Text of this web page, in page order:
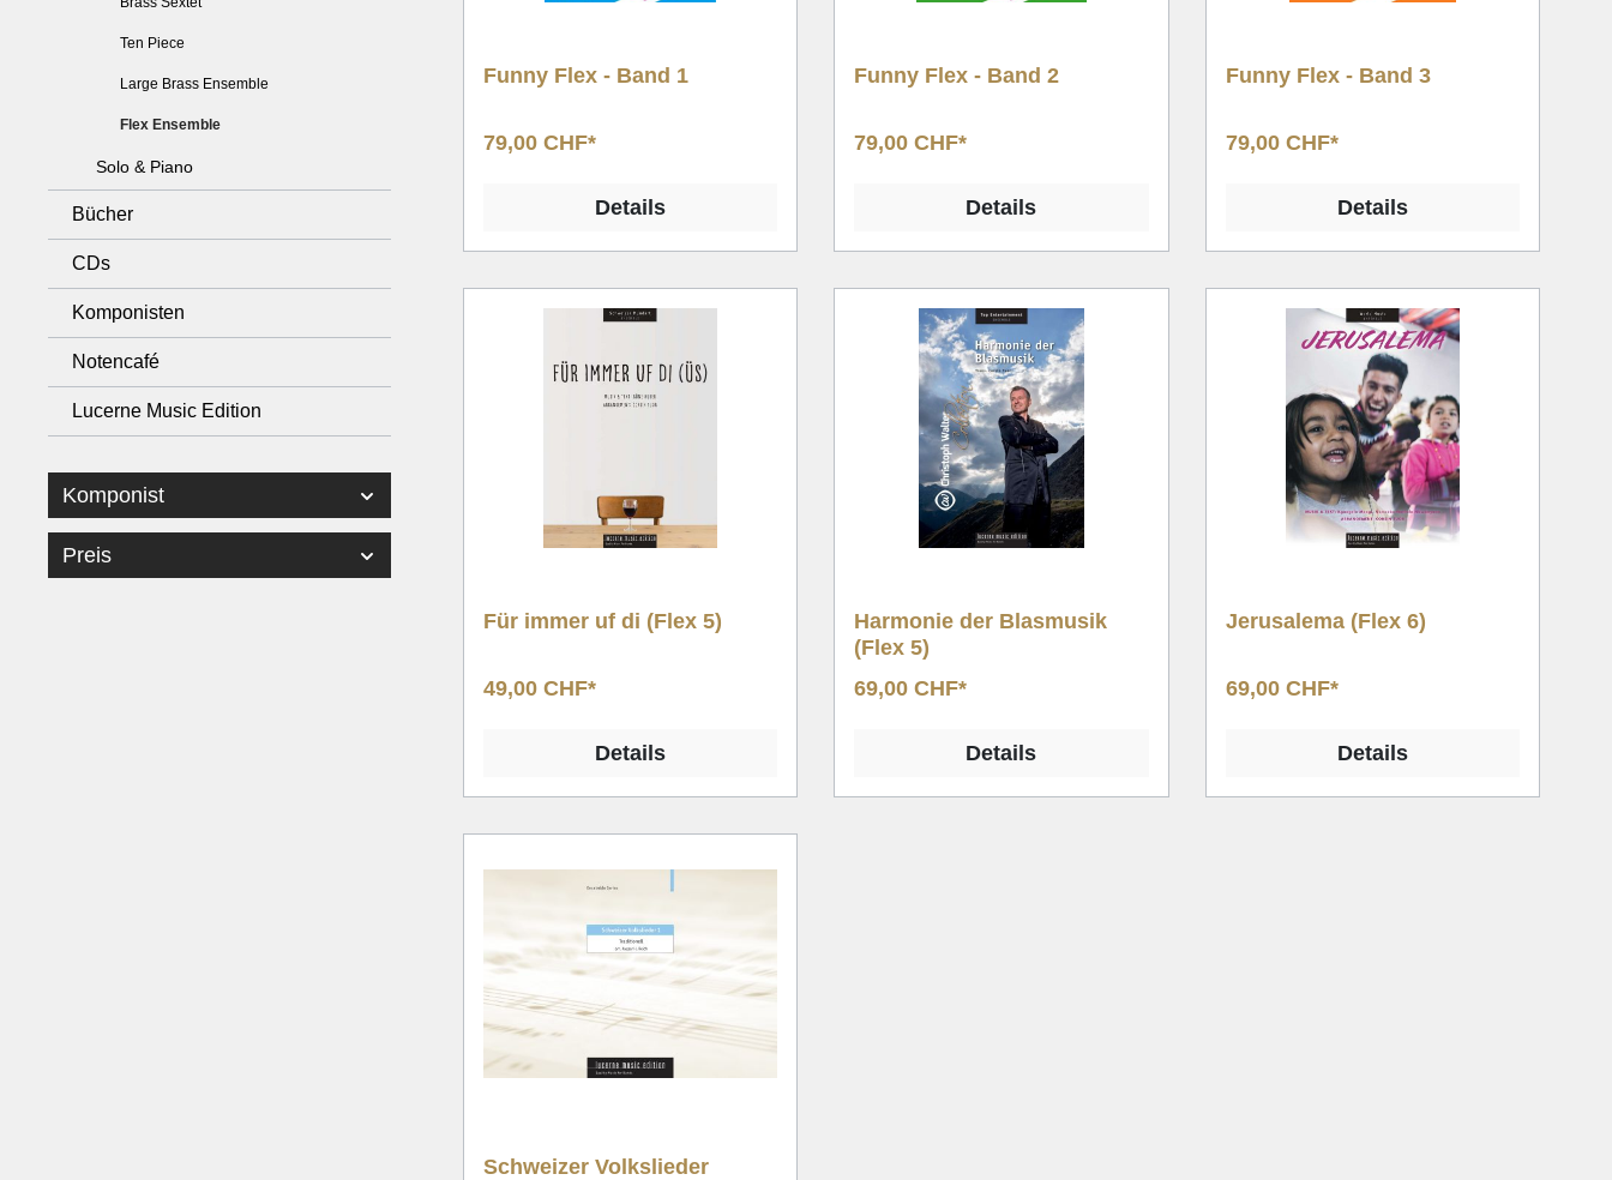
Ten Piece
Large Brass Ensemble
Flex Ensemble
Solo & Piano
Bücher
CDs
Komponisten
Notencafé
Lucerne Music Edition
Komponist
Preis
Funny Flex - Band 1
79,00 CHF*
Details
Funny Flex - Band 2
79,00 CHF*
Details
Funny Flex - Band 3
79,00 CHF*
Details
Für immer uf di (Flex 5)
49,00 CHF*
Details
Harmonie der Blasmusik
(Flex 5)
69,00 CHF*
Details
Jerusalema (Flex 6)
69,00 CHF*
Details
Schweizer Volkslieder